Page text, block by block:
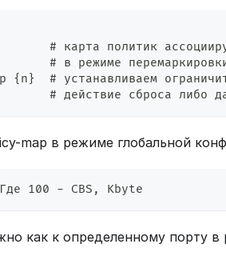
# карта политик
# в режиме
{n}  # устанавливаем
# действие сброса либо
map в режиме глобальной
100 - CBS, Kbyte
как к определенному порту в